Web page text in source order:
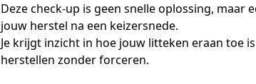
Deze check-up is geen snelle oplossing, maar
jouw herstel na een keizersnede.
Je krijgt inzicht in hoe jouw litteken eraan toe
herstellen zonder forceren.